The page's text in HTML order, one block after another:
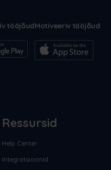
tööjõudMotiveeriv tööjõud
Ressursid
Help Center
Integratsioonid